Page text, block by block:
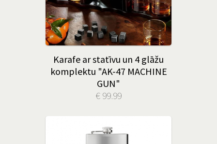
Karafe ar statīvu un 4 glāžu
komplektu "AK-47 MACHINE
GUN"
€ 99.99